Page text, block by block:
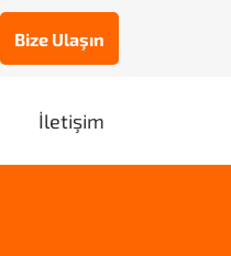
Bize Ulaşın
İletişim